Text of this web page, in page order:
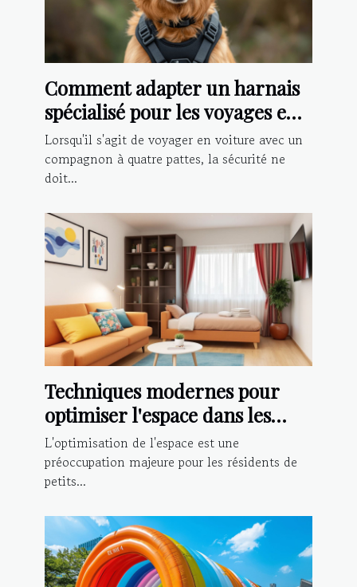
Comment adapter un harnais
spécialisé pour les voyages en
voiture avec votre chien
Lorsqu'il s'agit de voyager en voiture avec un
compagnon à quatre pattes, la sécurité ne
doit...
Techniques modernes pour
optimiser l'espace dans les
petits appartements
L'optimisation de l'espace est une
préoccupation majeure pour les résidents de
petits...